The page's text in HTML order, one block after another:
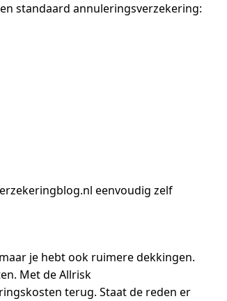
standaard annuleringsverzekering:
eenvoudig zelf
je hebt ook ruimere dekkingen.
Met de Allrisk
terug. Staat de reden er